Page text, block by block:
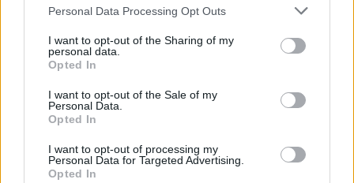
Please note that this website/app uses one or more Google
not limited to your visit or usage behaviour. You may click to
grant or deny consent to Google and its third-party tags to
use your data for below specified purposes in below Google
consent section.
Personal Data Processing Opt Outs
I want to opt-out of the Sharing of my
personal data.
Opted In
I want to opt-out of the Sale of my
Personal Data.
Opted In
I want to opt-out of processing my
Personal Data for Targeted Advertising.
Opted In
Épített öröksége megújításával is készül
AJÁNLJUK MÉG